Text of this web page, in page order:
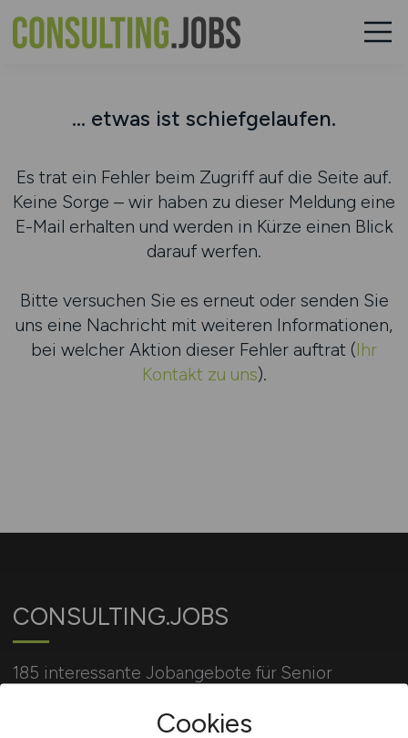
... etwas ist schiefgelaufen.
Es trat ein Fehler beim Zugriff auf die Seite auf.
Keine Sorge – wir haben zu dieser Meldung eine
E-Mail erhalten und werden in Kürze einen Blick
darauf werfen.
Bitte versuchen Sie es erneut oder senden Sie
uns eine Nachricht mit weiteren Informationen,
bei welcher Aktion dieser Fehler auftrat (Ihr
Kontakt zu uns).
CONSULTING.JOBS
185 interessante Jobangebote für Senior
Projektmanagement, IT Consulting, uvm.
Cookies